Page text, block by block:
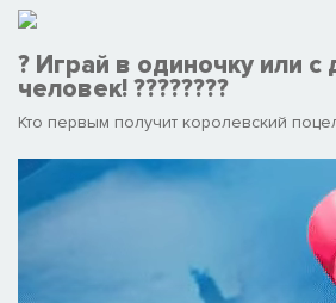
? Играй в одиночку или
человек! ????????​
Кто первым получит королевский